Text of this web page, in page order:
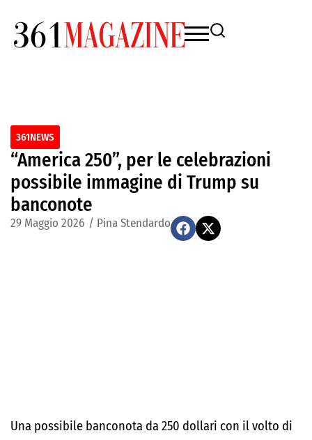
361NEWS
“America 250”, per le celebrazioni
possibile immagine di Trump su
banconote
29 Maggio 2026 / Pina Stendardo
Una possibile banconota da 250 dollari con il volto di